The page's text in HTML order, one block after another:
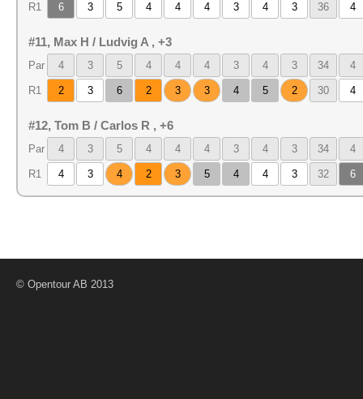
R1 6 3 5 4 4 4 3 4 3 36 4
#11, Max H / Ludvig A , +3
Par 4 3 5 4 4 4 3 4 3 34 4
R1 2 3 6 2 3 3 4 5 2 30 4
#12, Tom B / Carlos R , +6
Par 4 3 5 4 4 4 3 4 3 34 4
R1 4 3 4 2 3 5 4 4 3 32 6
© Opentour AB 2013